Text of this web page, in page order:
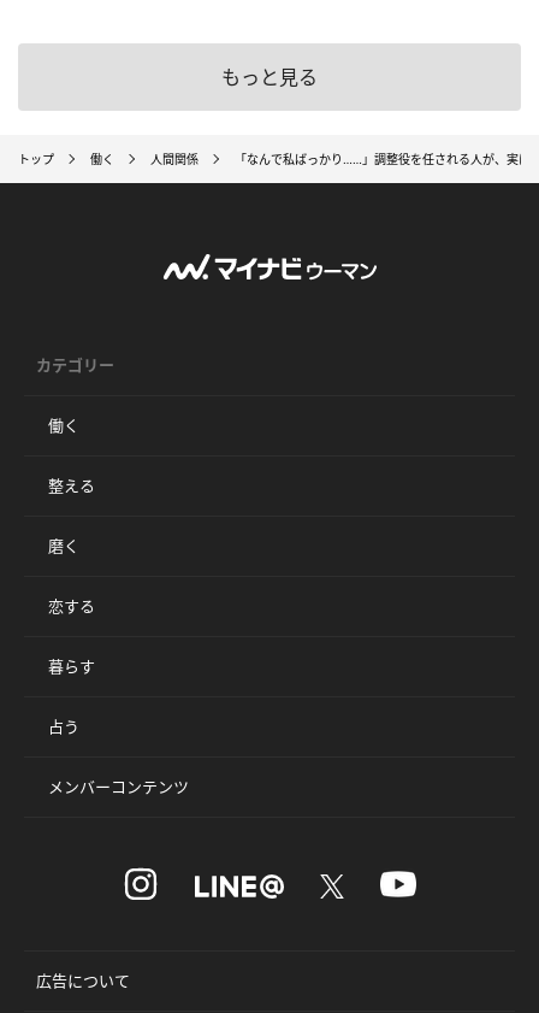
もっと見る
トップ 働く 人間関係 「なんで私ばっかり……」調整役を任される人が、実は
カテゴリー
働く
整える
磨く
恋する
暮らす
占う
メンバーコンテンツ
広告について